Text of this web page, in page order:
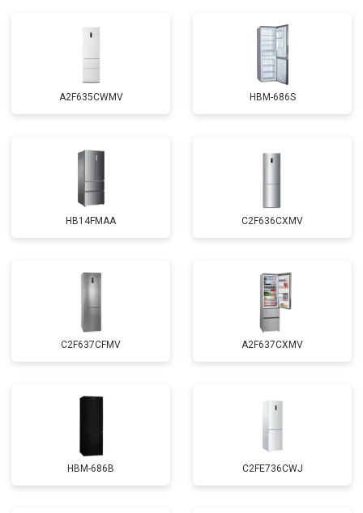
A2F635CWMV HBM-686S
HB14FMAA C2F636CXMV
C2F637CFMV A2F637CXMV
HBM-686B C2FE736CWJ